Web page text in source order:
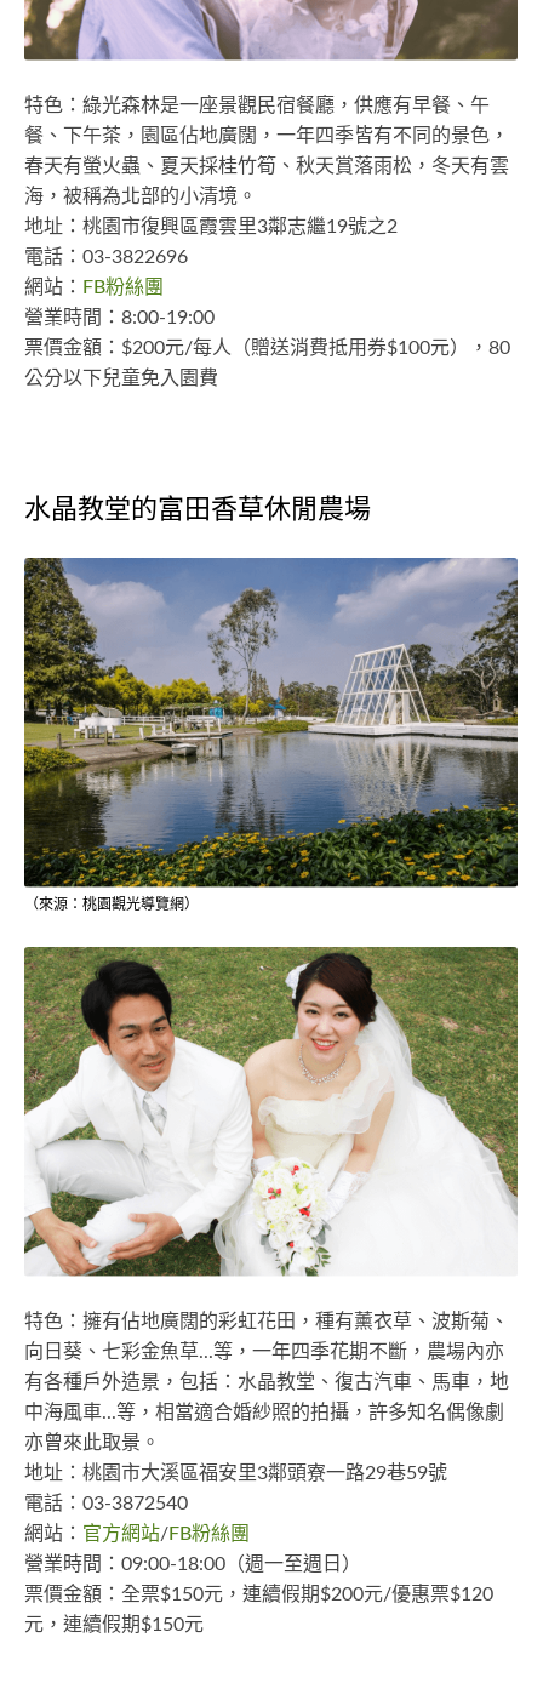
特色：綠光森林是一座景觀民宿餐廳，供應有早餐、午
餐、下午茶，園區佔地廣闊，一年四季皆有不同的景色，
春天有螢火蟲、夏天採桂竹筍、秋天賞落雨松，冬天有雲
海，被稱為北部的小清境。
地址：桃園市復興區霞雲里3鄰志繼19號之2
電話：03-3822696
網站：
FB粉絲團
營業時間：8:00-19:00
票價金額：$200元/每人（贈送消費抵用券$100元），80
公分以下兒童免入園費
水晶教堂的富田香草休閒農場
（來源：桃園觀光導覽網）
特色：擁有佔地廣闊的彩虹花田，種有薰衣草、波斯菊、
向日葵、七彩金魚草...等，一年四季花期不斷，農場內亦
有各種戶外造景，包括：水晶教堂、復古汽車、馬車，地
中海風車...等，相當適合婚紗照的拍攝，許多知名偶像劇
亦曾來此取景。
地址：桃園市大溪區福安里3鄰頭寮一路29巷59號
電話：03-3872540
網站： 官方網站/FB粉絲團
營業時間：09:00-18:00（週一至週日）
票價金額：全票$150元，連續假期$200元/優惠票$120
元，連續假期$150元